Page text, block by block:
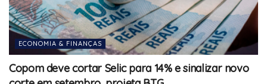
ECONOMIA & FINANÇAS
Copom deve cortar Selic para 14% e sinalizar novo